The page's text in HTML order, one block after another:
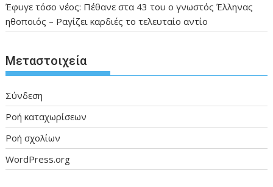
Έφυγε τόσο νέος: Πέθανε στα 43 του ο γνωστός Έλληνας
ηθοποιός – Ραγίζει καρδιές το τελευταίο αντίο
Μεταστοιχεία
Σύνδεση
Ροή καταχωρίσεων
Ροή σχολίων
WordPress.org